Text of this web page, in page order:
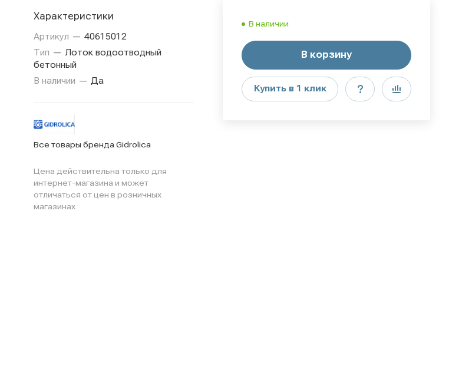
В наличии
В корзину
Купить в 1 клик
Характеристики
Артикул — 40615012
Тип — Лоток водоотводный
бетонный
В наличии — Да
Все товары бренда Gidrolica
Цена действительна только для
интернет-магазина и может
отличаться от цен в розничных
магазинах